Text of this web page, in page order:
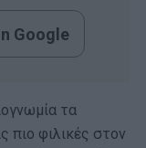
Google
τα
πιο φιλικές στον